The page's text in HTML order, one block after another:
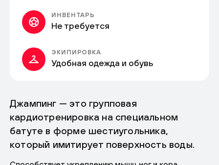
ИНВЕНТАРЬ
Не требуется
ЭКИПИРОВКА
Удобная одежда и обувь
Джампинг — это групповая
кардиотренировка на специальном
батуте в форме шестиугольника,
который имитирует поверхность воды.